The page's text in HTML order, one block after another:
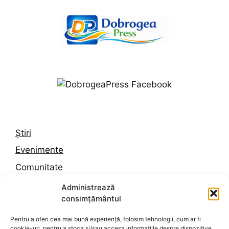
Administrează
consimțământul
Pentru a oferi cea mai bună experiență, folosim tehnologii, cum ar fi
Știri
Evenimente
Comunitate
Vremea în Constanța